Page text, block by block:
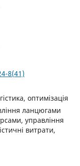
8(41)
оптимізація
ланцюгами
управління
витрати,